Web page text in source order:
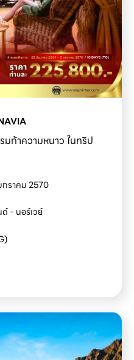
มท้าความหนาว ในทริป
กราคม 2570
- นอร์เวย์